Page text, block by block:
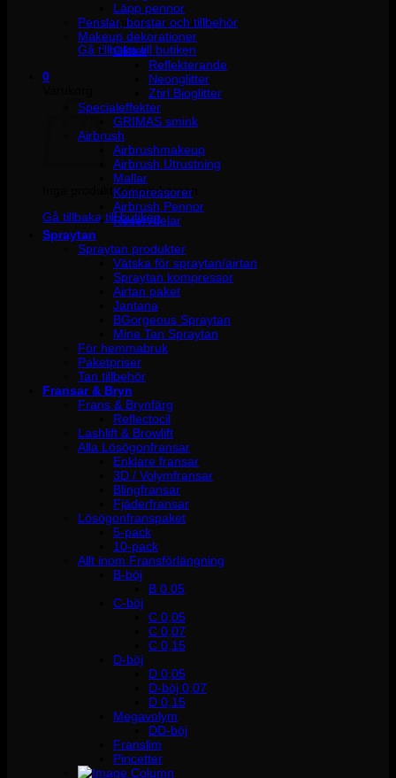
Inga produkter i varukorgen.
Gå tillbaka till butiken
0
Inga produkter i varukorgen.
Gå tillbaka till butiken
Läpp pennor
Penslar, borstar och tillbehör
Makeup dekorationer
Glitter
Reflekterande
Neonglitter
Ztirl Bioglitter
Specialeffekter
GRIMAS smink
Airbrush
Airbrushmakeup
Airbrush Utrustning
Mallar
Kompressorer
Airbrush Pennor
Reservdelar
Spraytan
Spraytan produkter
Vätska för spraytan/airtan
Spraytan kompressor
Airtan paket
Jantana
BGorgeous Spraytan
Mine Tan Spraytan
För hemmabruk
Paketpriser
Tan tillbehör
Fransar & Bryn
Frans & Brynfärg
Reflectocil
Lashlift & Browlift
Alla Lösögonfransar
Enklare fransar
3D / Volymfransar
Blingfransar
Fjäderfransar
Lösögonfranspaket
5-pack
10-pack
Allt inom Fransförlängning
B-böj
B 0.05
C-böj
C 0,05
C 0,07
C 0,15
D-böj
D 0,05
D-böj 0,07
D 0,15
Megavolym
DD-böj
Franslim
Pincetter